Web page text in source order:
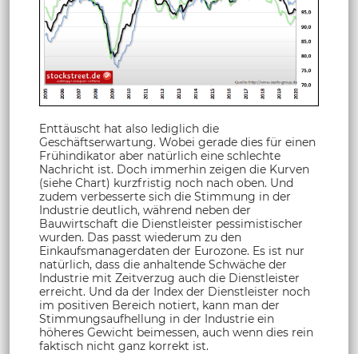
Enttäuscht hat also lediglich die
Geschäftserwartung. Wobei gerade dies für einen
Frühindikator aber natürlich eine schlechte
Nachricht ist. Doch immerhin zeigen die Kurven
(siehe Chart) kurzfristig noch nach oben. Und
zudem verbesserte sich die Stimmung in der
Industrie deutlich, während neben der
Bauwirtschaft die Dienstleister pessimistischer
wurden. Das passt wiederum zu den
Einkaufsmanagerdaten der Eurozone. Es ist nur
natürlich, dass die anhaltende Schwäche der
Industrie mit Zeitverzug auch die Dienstleister
erreicht. Und da der Index der Dienstleister noch
im positiven Bereich notiert, kann man der
Stimmungsaufhellung in der Industrie ein
höheres Gewicht beimessen, auch wenn dies rein
faktisch nicht ganz korrekt ist.